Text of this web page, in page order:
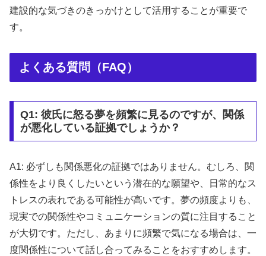
建設的な気づきのきっかけとして活用することが重要で
す。
よくある質問（FAQ）
Q1: 彼氏に怒る夢を頻繁に見るのですが、関係
が悪化している証拠でしょうか？
A1: 必ずしも関係悪化の証拠ではありません。むしろ、関
係性をより良くしたいという潜在的な願望や、日常的なス
トレスの表れである可能性が高いです。夢の頻度よりも、
現実での関係性やコミュニケーションの質に注目すること
が大切です。ただし、あまりに頻繁で気になる場合は、一
度関係性について話し合ってみることをおすすめします。